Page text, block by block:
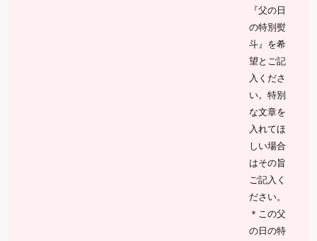
『父の日
の特別熨
斗』を希
望とご記
入くださ
い。特別
な文章を
入れてほ
しい場合
はその旨
ご記入く
ださい。
＊この父
の日の特